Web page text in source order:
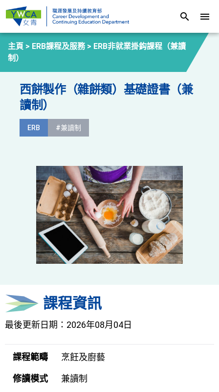
search menu
主頁 > ERB課程及服務 > ERB非就業掛鈎課程（兼讀
制）
西餅製作（雜餅類）基礎證書（兼
讀制）
ERB #兼讀制
課程資訊
最後更新日期：2026年08月04日
課程範疇 烹飪及廚藝
修讀模式 兼讀制